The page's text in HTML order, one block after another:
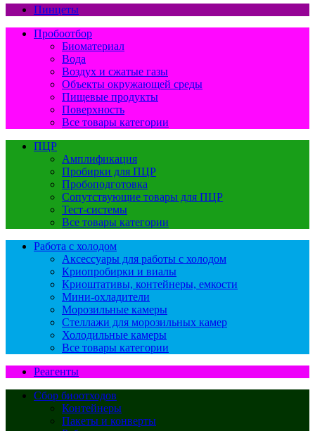
Пинцеты
Пробоотбор
Биоматериал
Вода
Воздух и сжатые газы
Объекты окружающей среды
Пищевые продукты
Поверхность
Все товары категории
ПЦР
Амплификация
Пробирки для ПЦР
Пробоподготовка
Сопутствующие товары для ПЦР
Тест-системы
Все товары категории
Работа с холодом
Аксессуары для работы с холодом
Криопробирки и виалы
Криоштативы, контейнеры, емкости
Мини-охладители
Морозильные камеры
Стеллажи для морозильных камер
Холодильные камеры
Все товары категории
Реагенты
Сбор биоотходов
Контейнеры
Пакеты и конверты